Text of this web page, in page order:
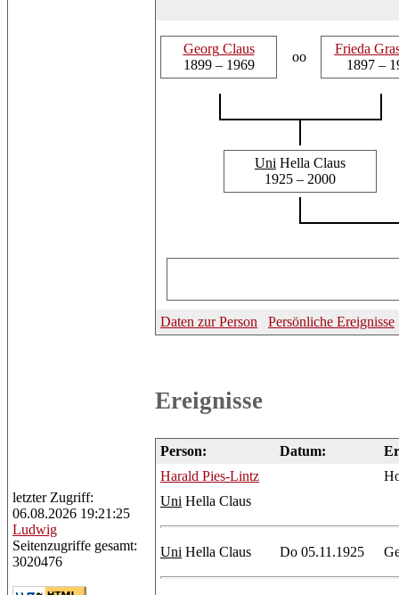
GeorgClaus
1899 – 1969
oo
Frieda
1897 –
Uni Hella Claus
1925 – 2000
Daten zur Person Persönliche Ereignisse
Ereignisse
Person: Datum:
Harald Pies-Lintz
Uni Hella Claus
Uni Hella Claus Do 05.11.1925
letzter Zugriff:
06.08.2026 19:21:25
Ludwig
Seitenzugriffe gesamt:
3020476